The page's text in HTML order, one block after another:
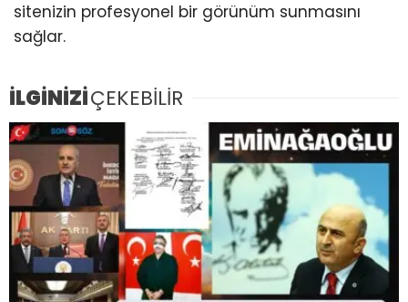
sitenizin profesyonel bir görünüm sunmasını
sağlar.
İLGİNİZİÇEKEBİLİR